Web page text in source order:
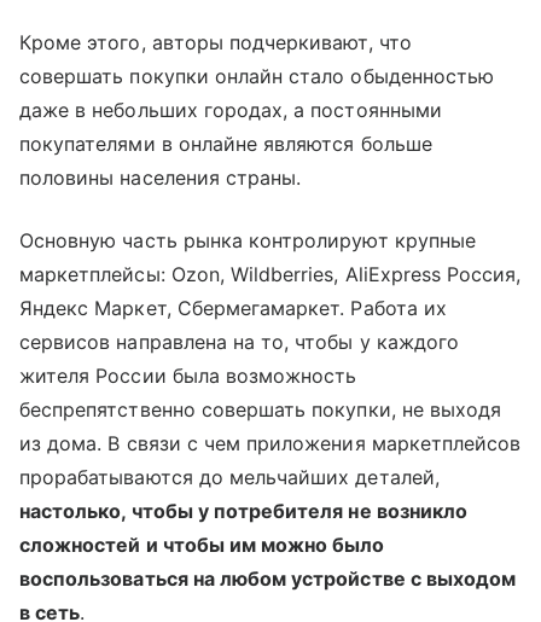
Кроме этого, авторы подчеркивают, что
совершать покупки онлайн стало обыденностью
даже в небольших городах, а постоянными
покупателями в онлайне являются больше
половины населения страны.
Основную часть рынка контролируют крупные
маркетплейсы: Ozon, Wildberries, AliExpress Россия,
Яндекс Маркет, Сбермегамаркет. Работа их
сервисов направлена на то, чтобы у каждого
жителя России была возможность
беспрепятственно совершать покупки, не выходя
из дома. В связи с чем приложения маркетплейсов
прорабатываются до мельчайших деталей,
настолько, чтобы у потребителя не возникло
сложностей и чтобы им можно было
воспользоваться на любом устройстве с выходом
в сеть.